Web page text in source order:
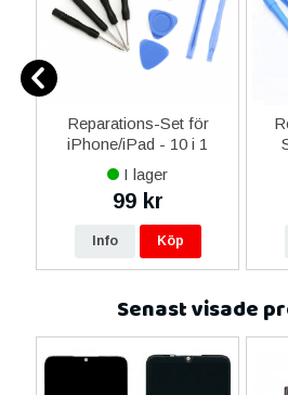
Reparations-Set för
iPhone/iPad - 10 i 1
I lager
99 kr
Info Köp
Senast visade